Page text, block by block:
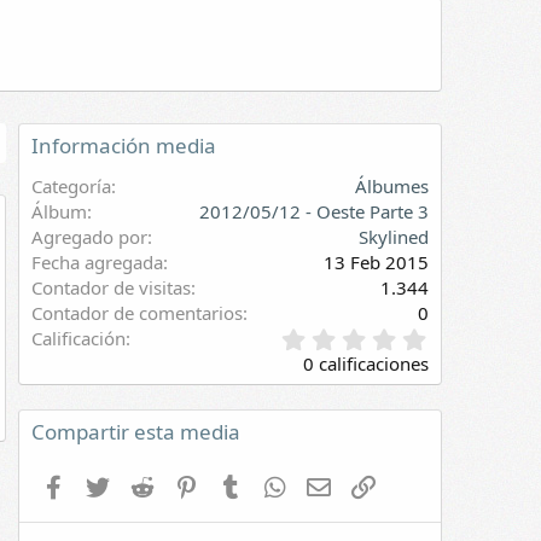
Información media
Categoría
Álbumes
Álbum
2012/05/12 - Oeste Parte 3
Agregado por
Skylined
Fecha agregada
13 Feb 2015
Contador de visitas
1.344
Contador de comentarios
0
Calificación
,
0
0
0 calificaciones
Compartir esta media
Facebook
Twitter Reddit PinterestTumblr WhatsApp
E-mail